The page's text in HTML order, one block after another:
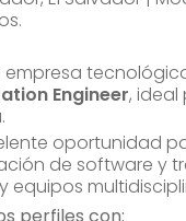
Engineer,
oportunidad
de software y
equipos